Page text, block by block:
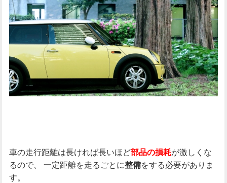
車の走行距離は長ければ長いほど部品の損耗が激しくな
るので、
一定距離を走るごとに整備をする必要がありま
す。